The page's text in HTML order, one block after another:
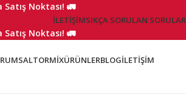
Noktası! 🚛
İLETIŞIMSIKÇA SORULAN SORULAR
Noktası! 🚛
TORMIXÜRÜNLERBLOGİLETIŞIM